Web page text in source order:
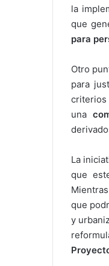
la
que
para
Otro
para
criterios
una
La
que
que
y